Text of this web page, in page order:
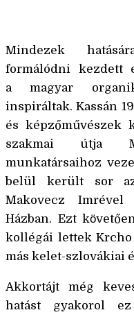
Mindezek
formálódni kezdett
a magyar
inspiráltak. Kassán
és képzőművészek
szakmai útja
munkatársaihoz
belül került sor az
Makovecz Imrével
Házban. Ezt
kollégái lettek Krcho
más kelet-szlovákiai
Akkortájt még
hatást gyakorol